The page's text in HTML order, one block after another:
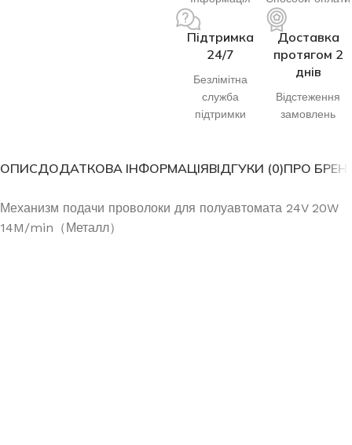
Підтримка
24/7
Безлімітна
служба
підтримки
Доставка
протягом 2
днів
Відстеження
замовлень
ОПИСДОДАТКОВА ІНФОРМАЦІЯВІДГУКИ (0)ПРО
Механизм подачи проволоки для полуавтомата 24V 20W
14M/min（Металл）